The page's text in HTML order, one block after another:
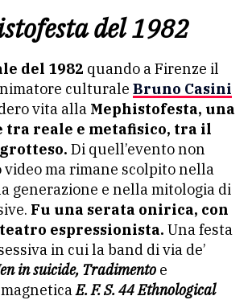
del 1982
del 1982 quando a Firenze il
culturale Bruno Casini
vita alla Mephistofesta, una
tra reale e metafisico, tra il
Di quell’evento non
video ma rimane scolpito nella
generazione e nella mitologia di
Fu una serata onirica, con
espressionista. Una festa
in cui la band di via de’
in suicide, Tradimento e
E. F. S. 44 Ethnological